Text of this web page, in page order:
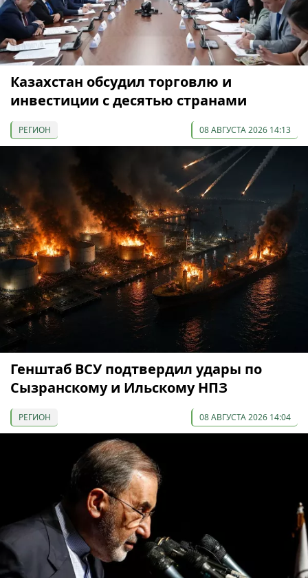
Казахстан обсудил торговлю и
инвестиции с десятью странами
РЕГИОН 08 АВГУСТА 2026 14:13
Генштаб ВСУ подтвердил удары по
Сызранскому и Ильскому НПЗ
РЕГИОН 08 АВГУСТА 2026 14:04